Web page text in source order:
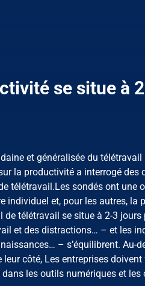
se situe à
et généralisée du
la productivité a interrogé
télétravail.Les sondés ont
individuel et, pour les autres, la
de télétravail se situe à 2-3
et des distractions… – et les
– s’équilibrent. Au-
côté, Les entreprises
les outils numériques et les